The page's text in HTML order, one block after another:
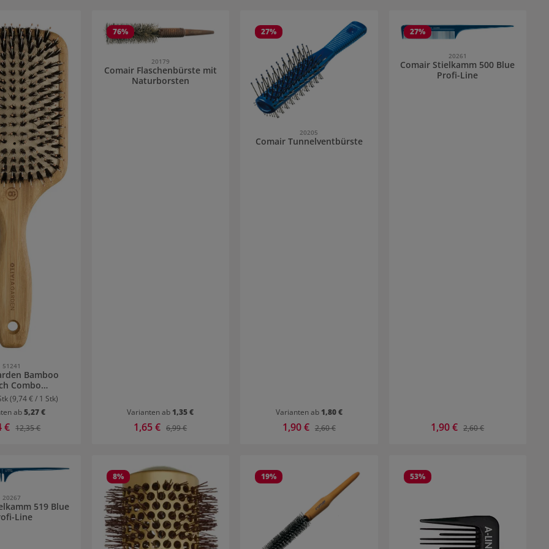
51241
Bamboo
Combo
(9,74 € / 1 Stk)
ab5,27 €
€ Regulärer Preis:
12,35 €
76%
20179
Comair Flaschenbürste mit
Naturborsten
Varianten ab 1,35 €
Verkaufspreis:
1,65 € Regulärer Preis:
6,99 €
27%
20205
Comair Tunnelventbürste
Varianten ab1,80 €
Verkaufspreis:
1,90 € Regulärer Preis:
2,60 €
27%
20261
Comair Stielkamm 500 Blue
Profi-Line
Verkaufspreis:
1,90 € Regulärer Preis:
2,60 €
20267
519 Blue
Line
8% 19% 53%